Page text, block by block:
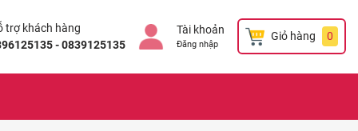
trợ khách hàng
- 0839125135
Tài khoản
Đăng nhập
Giỏ hàng 0